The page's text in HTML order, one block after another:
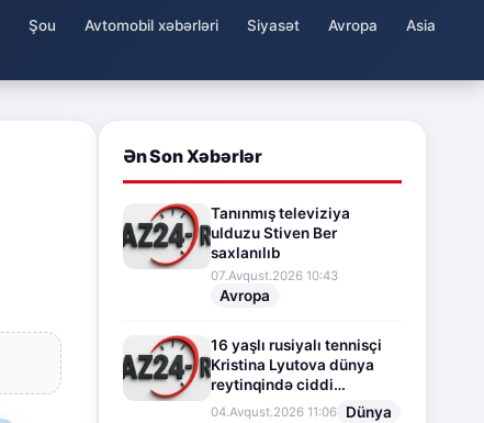
Şou Avtomobil xəbərləri Siyasət Avropa
Asia
Ən Son Xəbərlər
Tanınmış televiziya
ulduzu Stiven Ber
saxlanılıb
07.Avqust.2026 10:43
Avropa
16 yaşlı rusiyalı tennisçi
Kristina Lyutova dünya
reytinqində ciddi
irəliləyişə imza atdı
04.Avqust.2026 11:06 Dünya